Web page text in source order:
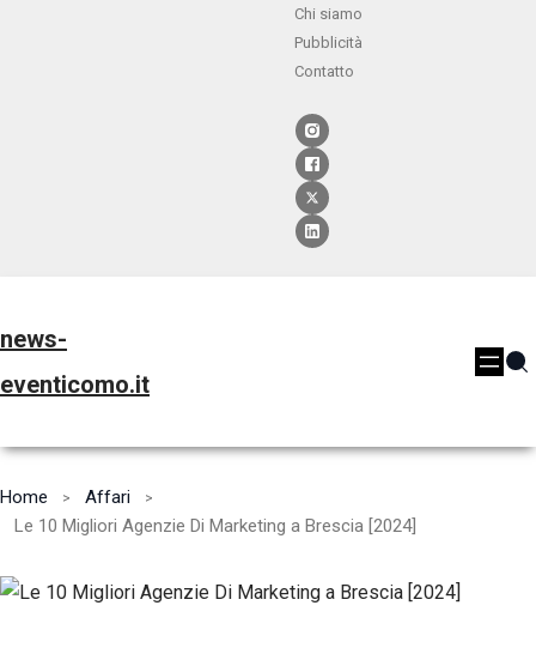
Chi siamo
Pubblicità
Contatto
news-
eventicomo.it
Home
Affari
Le 10 Migliori Agenzie Di Marketing a Brescia [2024]